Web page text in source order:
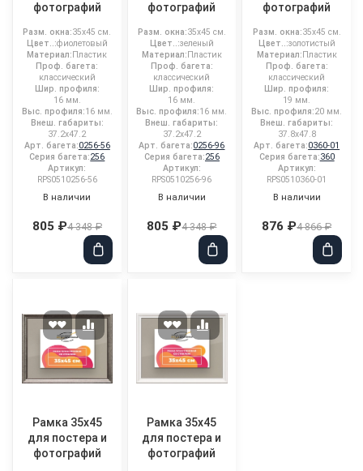
фотографий
Разм. окна:35x45 см.
Цвет..:фиолетовый
Материал: Пластик
Проф. багета:
классический
Шир. профиля:
16 мм.
Выс. профиля:16 мм.
Внеш. габариты:
37.2x47.2
Арт. багета:0256-56
Серия багета:256
Артикул:
RPS0510256-56
В наличии
805 ₽4 348 ₽
фотографий
Разм. окна:35x45 см.
Цвет..:зеленый
Материал: Пластик
Проф. багета:
классический
Шир. профиля:
16 мм.
Выс. профиля:16 мм.
Внеш. габариты:
37.2x47.2
Арт. багета:0256-96
Серия багета:256
Артикул:
RPS0510256-96
В наличии
805 ₽4 348 ₽
фотографий
Разм. окна:35x45 см.
Цвет..:золотистый
Материал: Пластик
Проф. багета:
классический
Шир. профиля:
19 мм.
Выс. профиля:20 мм.
Внеш. габариты:
37.8x47.8
Арт. багета:0360-01
Серия багета:360
Артикул:
RPS0510360-01
В наличии
876 ₽4 866 ₽
Рамка 35x45
для постера и
фотографий
Рамка 35x45
для постера и
фотографий